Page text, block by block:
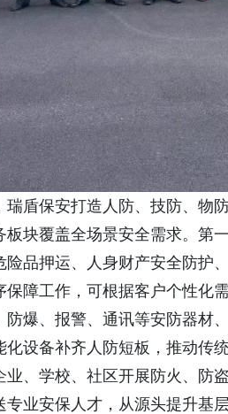
瑞盾保安打造人防、技防、物
板块覆盖全场景安全需求。第
险品押运、人身财产安全防护
保障工作，可根据客户个性化
防爆、报警、通讯等安防器材
化设备补齐人防短板，推动传
业、学校、社区开展防火、防
专业安保人才，从源头提升基